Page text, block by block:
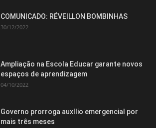
COMUNICADO: RÉVEILLON BOMBINHAS
30/12/2022
Ampliação na Escola Educar garante novos
espaços de aprendizagem
04/10/2022
Governo prorroga auxílio emergencial por
mais três meses